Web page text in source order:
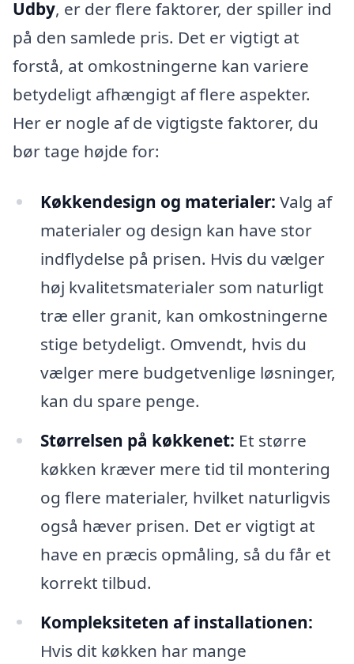
Udby, er der flere faktorer, der spiller ind
på den samlede pris. Det er vigtigt at
forstå, at omkostningerne kan variere
betydeligt afhængigt af flere aspekter.
Her er nogle af de vigtigste faktorer, du
bør tage højde for:
Køkkendesign og materialer: Valg af
materialer og design kan have stor
indflydelse på prisen. Hvis du vælger
høj kvalitetsmaterialer som naturligt
træ eller granit, kan omkostningerne
stige betydeligt. Omvendt, hvis du
vælger mere budgetvenlige løsninger,
kan du spare penge.
Størrelsen på køkkenet: Et større
køkken kræver mere tid til montering
og flere materialer, hvilket naturligvis
også hæver prisen. Det er vigtigt at
have en præcis opmåling, så du får et
korrekt tilbud.
Kompleksiteten af installationen:
Hvis dit køkken har mange